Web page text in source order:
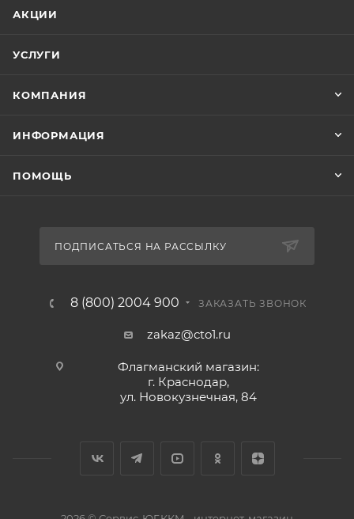
АКЦИИ
УСЛУГИ
КОМПАНИЯ
ИНФОРМАЦИЯ
ПОМОЩЬ
ПОДПИСАТЬСЯ НА РАССЫЛКУ
8 (800) 2004 900 ЗАКАЗАТЬ ЗВОНОК
zakaz@cto1.ru
Флагманский магазин:
г. Краснодар,
ул. Новокузнечная, 84